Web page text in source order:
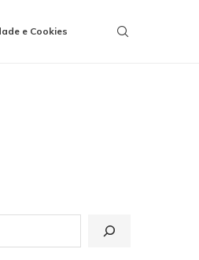
e Cookies